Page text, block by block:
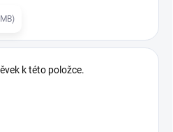
k této položce.